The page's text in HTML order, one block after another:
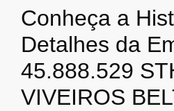
Conheça a
Detalhes da
45.888.529
VIVEIROS